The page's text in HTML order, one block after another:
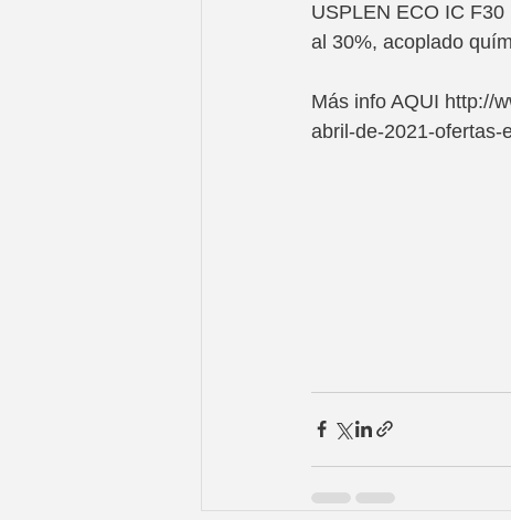
USPLEN ECO IC
al 30%, acoplado
Más info AQUI http://
abril-de-2021-ofertas-